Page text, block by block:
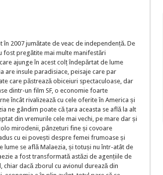
2007 jumătate de veac de independență. De
fost pregătite mai multe manifestări
ajunge în acest colț îndepărtat de lume
are insule paradisiace, peisaje care par
care păstrează obiceiuri spectaculoase, dar
dintr-un film SF, o economie foarte
încât rivalizează cu cele oferite în America și
ne gândim poate că țara aceasta se află la alt
din vremurile cele mai vechi, pe mare dar și
mirodenii, pânzeturi fine și covoare
cu ei povești despre femei frumoase și
lume se află Malaezia, și totuși nu într-atât de
a fost transformată astăzi de agențiile de
dacă zborul cu avionul durează din